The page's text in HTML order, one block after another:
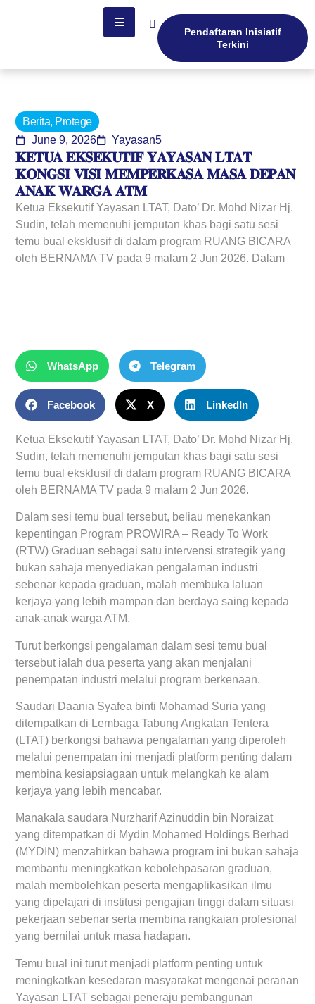
Pendaftaran Inisiatif
Terkini
Berita, Protege
June 9, 2026
Yayasan5
𝐊𝐄𝐓𝐔𝐀 𝐄𝐊𝐒𝐄𝐊𝐔𝐓𝐈𝐅 𝐘𝐀𝐘𝐀𝐒𝐀𝐍 𝐋𝐓𝐀𝐓
𝐊𝐎𝐍𝐆𝐒𝐈 𝐕𝐈𝐒𝐈 𝐌𝐄𝐌𝐏𝐄𝐑𝐊𝐀𝐒𝐀 𝐌𝐀𝐒𝐀 𝐃𝐄𝐏𝐀𝐍
𝐀𝐍𝐀𝐊 𝐖𝐀𝐑𝐆𝐀 𝐀𝐓𝐌
Ketua Eksekutif Yayasan LTAT, Dato’ Dr. Mohd Nizar Hj.
Sudin, telah memenuhi jemputan khas bagi satu sesi
temu bual eksklusif di dalam program RUANG BICARA
oleh BERNAMA TV pada 9 malam 2 Jun 2026. Dalam
WhatsApp Telegram
Facebook X LinkedIn
Ketua Eksekutif Yayasan LTAT, Dato’ Dr. Mohd Nizar Hj.
Sudin, telah memenuhi jemputan khas bagi satu sesi
temu bual eksklusif di dalam program RUANG BICARA
oleh BERNAMA TV pada 9 malam 2 Jun 2026.
Dalam sesi temu bual tersebut, beliau menekankan
kepentingan Program PROWIRA – Ready To Work
(RTW) Graduan sebagai satu intervensi strategik yang
bukan sahaja menyediakan pengalaman industri
sebenar kepada graduan, malah membuka laluan
kerjaya yang lebih mampan dan berdaya saing kepada
anak-anak warga ATM.
Turut berkongsi pengalaman dalam sesi temu bual
tersebut ialah dua peserta yang akan menjalani
penempatan industri melalui program berkenaan.
Saudari Daania Syafea binti Mohamad Suria yang
ditempatkan di Lembaga Tabung Angkatan Tentera
(LTAT) berkongsi bahawa pengalaman yang diperoleh
melalui penempatan ini menjadi platform penting dalam
membina kesiapsiagaan untuk melangkah ke alam
kerjaya yang lebih mencabar.
Manakala saudara Nurzharif Azinuddin bin Noraizat
yang ditempatkan di Mydin Mohamed Holdings Berhad
(MYDIN) menzahirkan bahawa program ini bukan sahaja
membantu meningkatkan kebolehpasaran graduan,
malah membolehkan peserta mengaplikasikan ilmu
yang dipelajari di institusi pengajian tinggi dalam situasi
pekerjaan sebenar serta membina rangkaian profesional
yang bernilai untuk masa hadapan.
Temu bual ini turut menjadi platform penting untuk
meningkatkan kesedaran masyarakat mengenai peranan
Yayasan LTAT sebagai peneraju pembangunan